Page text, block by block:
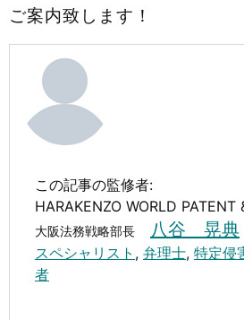
ご案内致します！
この記事の監修者:
HARAKENZO WORLD PATENT
大阪法務戦略部長 八谷 晃典
スペシャリスト , 弁理士, 特定侵
者